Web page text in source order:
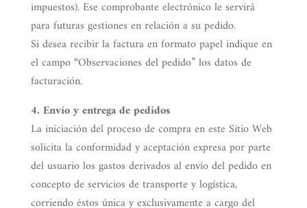
impuestos). Ese comprobante electrónico le servirá
para futuras gestiones en relación a su pedido.
Si desea recibir la factura en formato papel indique en
el campo “Observaciones del pedido” los datos de
facturación.
4. Envío y entrega de pedidos
La iniciación del proceso de compra en este Sitio Web
solicita la conformidad y aceptación expresa por parte
del usuario los gastos derivados al envío del pedido en
concepto de servicios de transporte y logística,
corriendo éstos única y exclusivamente a cargo del